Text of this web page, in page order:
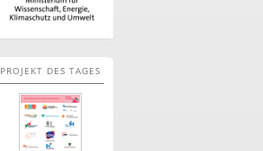
PROJEKT DES TAGES